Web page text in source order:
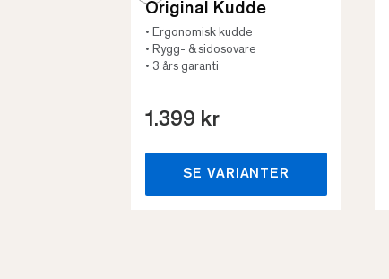
Original Kudde
• Ergonomisk kudde
• Rygg- & sidosovare
• 3 års garanti
1.399 kr
SE VARIANTER